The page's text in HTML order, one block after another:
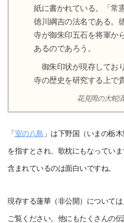
紙に書かれている。「常
徳川綱吉の法名である。
寺が御朱印五石を将軍か
あるのであろう。
御朱印状が現存してお
寺の歴史を研究する上で
花見岡の大蛇
「室の八島 」は下野国（いまの栃
を指すとされ、歌枕にもなってい
含まれているのは面白いですね。
現存する蓮華（非公開）については
ご覧ください。他にもたくさんの